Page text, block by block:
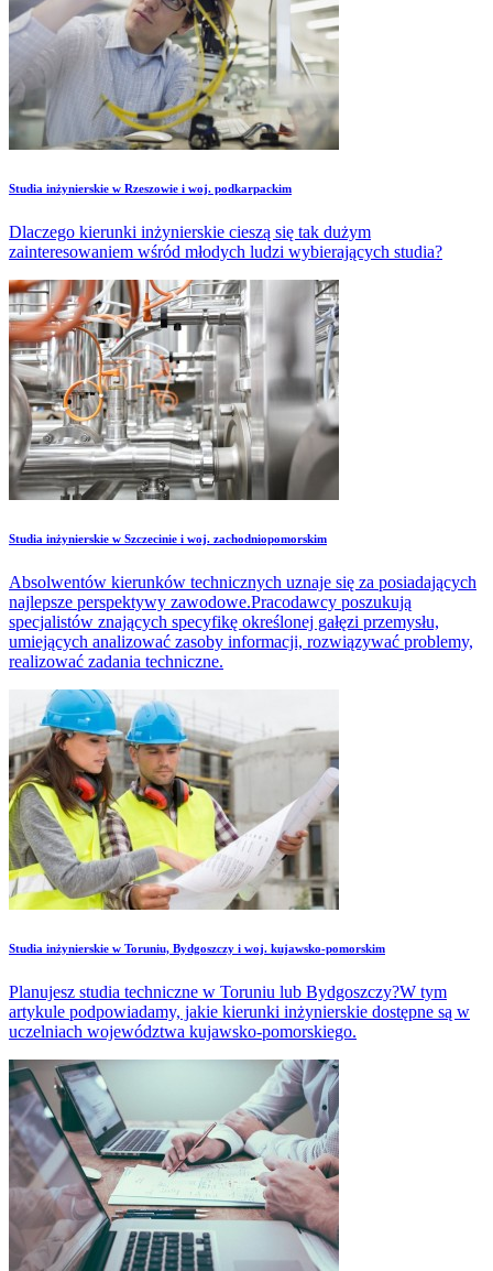
Studia inżynierskie w Rzeszowie i woj. podkarpackim
Dlaczego kierunki inżynierskie cieszą się tak dużym
zainteresowaniem wśród młodych ludzi wybierających studia?
Studia inżynierskie w Szczecinie i woj. zachodniopomorskim
Absolwentów kierunków technicznych uznaje się za posiadających
najlepsze perspektywy zawodowe.Pracodawcy poszukują
specjalistów znających specyfikę określonej gałęzi przemysłu,
umiejących analizować zasoby informacji, rozwiązywać problemy,
realizować zadania techniczne.
Studia inżynierskie w Toruniu, Bydgoszczy i woj. kujawsko-pomorskim
Planujesz studia techniczne w Toruniu lub Bydgoszczy?W tym
artykule podpowiadamy, jakie kierunki inżynierskie dostępne są w
uczelniach województwa kujawsko-pomorskiego.